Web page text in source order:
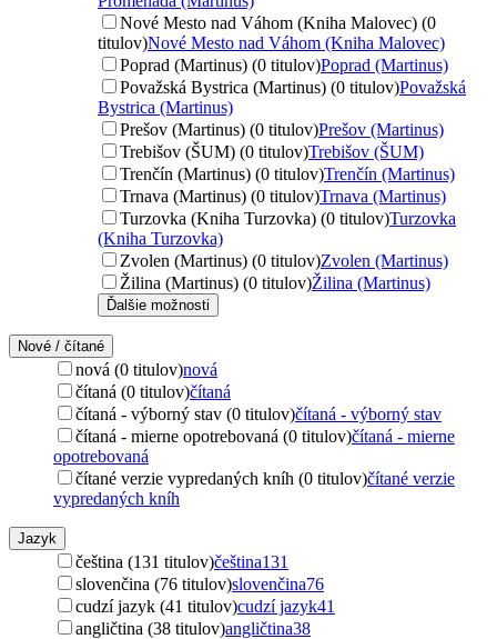
Nové Mesto nad Váhom (Kniha Malovec) (0
titulov)Nové Mesto nad Váhom (Kniha Malovec)
Poprad (Martinus) (0 titulov)Poprad (Martinus)
Považská Bystrica (Martinus) (0 titulov)Považská
Bystrica (Martinus)
Prešov (Martinus) (0 titulov)Prešov (Martinus)
Trebišov (ŠUM) (0 titulov)Trebišov (ŠUM)
Trenčín (Martinus) (0 titulov)Trenčín (Martinus)
Trnava (Martinus) (0 titulov)Trnava (Martinus)
Turzovka (Kniha Turzovka) (0 titulov)Turzovka
(Kniha Turzovka)
Zvolen (Martinus) (0 titulov)Zvolen (Martinus)
Žilina (Martinus) (0 titulov)Žilina (Martinus)
Ďalšie možnosti
Nové / čítané
nová (0 titulov)nová
čítaná (0 titulov)čítaná
čítaná - výborný stav (0 titulov)čítaná - výborný stav
čítaná - mierne opotrebovaná (0 titulov)čítaná - mierne
opotrebovaná
čítané verzie vypredaných kníh (0 titulov)čítané verzie
vypredaných kníh
Jazyk
čeština (131 titulov)čeština131
slovenčina (76 titulov)slovenčina76
cudzí jazyk (41 titulov)cudzí jazyk41
angličtina (38 titulov)angličtina38